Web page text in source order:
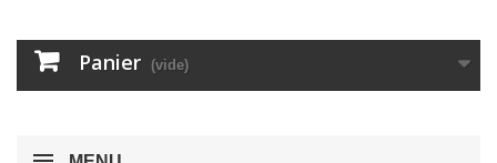
Panier (vide)